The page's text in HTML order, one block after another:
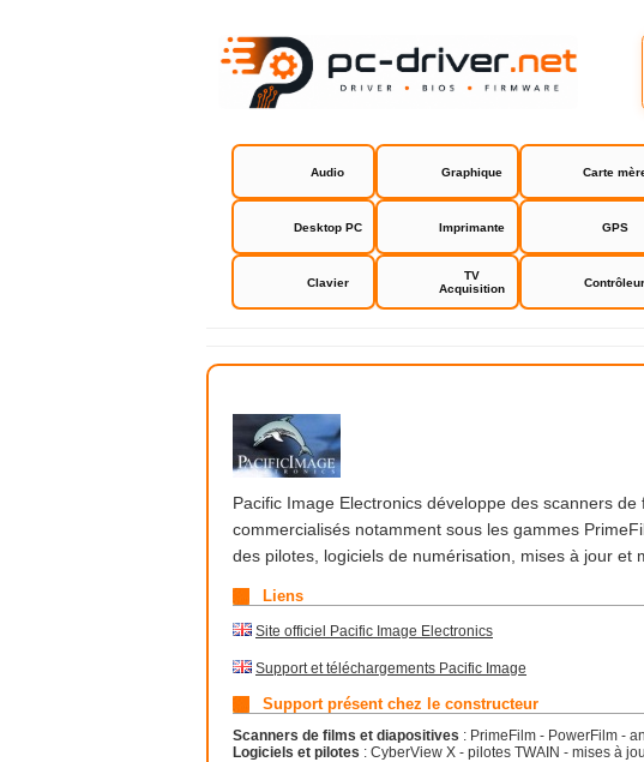
Audio Graphique Carte
Desktop PC Imprimante GPS
Clavier
TV
Acquisition
Contrôleur
Pacific Image
Pacific Image Electronics développe des scanners
commercialisés notamment sous les gammes
des pilotes, logiciels de numérisation, mises à jour et
Liens
Site officiel Pacific Image Electronics
Support et téléchargements Pacific Image
Support présent chez le constructeur
Scanners de films et diapositives : PrimeFilm - PowerFilm -
Logiciels et pilotes : CyberView X - pilotes TWAIN - mises à